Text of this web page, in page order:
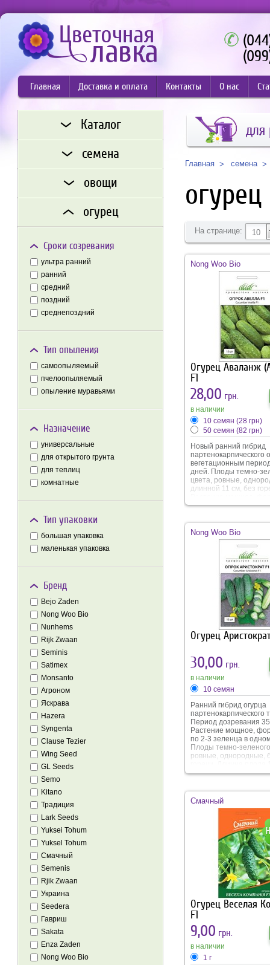
Главная Доставка и оплата Контакты О нас
Каталог
семена
овощи
огурец
Сроки созревания
ультра ранний
ранний
средний
поздний
среднепоздний
Тип опыления
самоопыляемый
пчелоопыляемый
опыление муравьями
Назначение
универсальные
для открытого грунта
для теплиц
комнатные
Тип упаковки
большая упаковка
маленькая упаковка
Бренд
Bejo Zaden
Nong Woo Bio
Nunhems
Rijk Zwaan
Seminis
Satimex
Monsanto
Агроном
Яскрава
Hazera
Syngenta
Clause Tezier
Wing Seed
GL Seeds
Semo
Kitano
Традиция
Lark Seeds
Yuksei Tohum
Yuksel Tohum
Смачный
Semenis
Rjik Zwaan
Украина
Seedera
Гавриш
Sakata
Enza Zaden
Nong Woo Bio
для
Главная семена
огурец
На странице: 10
Nong Woo Bio
Огурец Аваланж
F1
28,00 грн.
в наличии
10 семян (28 грн)
50 семян (82 грн)
Новый ранний гибрид
партенокарпического
вегетационным
дней. Плоды темно-
цвета, ровные,
длинной 11 см, без
2-3 завязи в
для употребления в
виде и для
Nong Woo Bio
Огурец
30,00 грн.
в наличии
10 семян
Ранний гибрид огурца
партенокарпического
Период дозревания
Растение мощное,
по 2-3 зеленца в
Плоды темно-
ровные, однородные,
см, без внутренних
закрытом и открытом
Гибрид идеально
засолки, устойчив к
условиям
Смачный
Огурец Веселая
F1
9,00 грн.
в наличии
1 г